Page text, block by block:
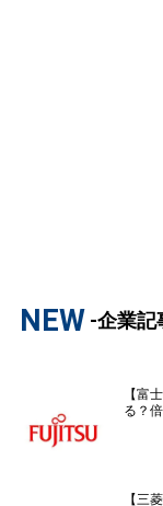
NEW -企業記
【富
る？
【三